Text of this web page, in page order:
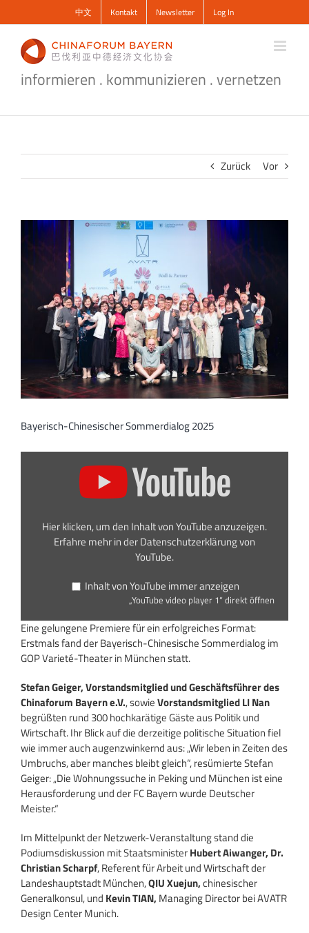
Inhalt
springen
中文 Kontakt Newsletter Log In
informieren . kommunizieren . vernetzen
Zurück Vor
Bayerisch-Chinesischer Sommerdialog 2025
Hier klicken, um den Inhalt von YouTube anzuzeigen.
Erfahre mehr in derDatenschutzerklärung von
YouTube.
Inhalt von YouTube immer anzeigen
„YouTube video player 1“ direkt öffnen
Eine gelungene Premiere für ein erfolgreiches Format:
Erstmals fand der Bayerisch-Chinesische Sommerdialog im
GOP Varieté-Theater in München statt.
Stefan Geiger, Vorstandsmitglied und Geschäftsführer des
Chinaforum Bayern e.V., sowieVorstandsmitglied LI Nan
begrüßten rund 300 hochkarätige Gäste aus Politik und
Wirtschaft. Ihr Blick auf die derzeitige politische Situation fiel
wie immer auch augenzwinkernd aus: „Wir leben in Zeiten des
Umbruchs, aber manches bleibt gleich“, resümierte Stefan
Geiger: „Die Wohnungssuche in Peking und München ist eine
Herausforderung und der FC Bayern wurde Deutscher
Meister.“
Im Mittelpunkt der Netzwerk-Veranstaltung stand die
Podiumsdiskussion mit StaatsministerHubert Aiwanger, Dr.
Christian Scharpf, Referent für Arbeit und Wirtschaft der
Landeshauptstadt München,QIU Xuejun,chinesischer
Generalkonsul, und Kevin TIAN, Managing Director bei AVATR
Design Center Munich.